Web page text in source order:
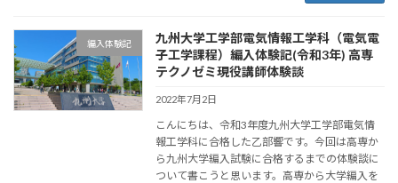
編入体験記
九州大学工学部電気情報工学科（電気電
子工学課程）編入体験記(令和3年) 高専
テクノゼミ現役講師体験談
2022年7月2日
こんにちは、令和3年度九州大学工学部電気情
報工学科に合格した乙部響です。​​今回は高専か
ら九州大学編入試験に合格するまでの体験談に
ついて書こうと思います。高専から大学編入を